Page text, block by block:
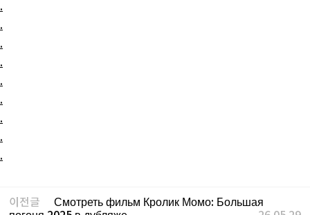
.
.
.
.
.
.
.
.
.
이전글
Смотреть фильм Кролик Момо: Большая